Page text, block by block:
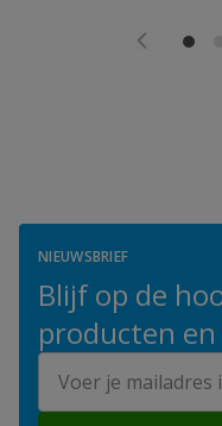
NIEUWSBRIEF
Blijf op de
producten